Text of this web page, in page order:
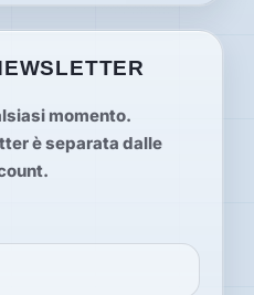
momento.
è separata dalle